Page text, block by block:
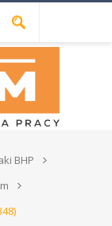
BHP